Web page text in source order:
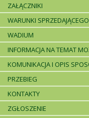
ZAŁĄCZNIKI
WARUNKI SPRZEDAJĄCEGO
WADIUM
PRZEBIEG
KONTAKTY
ZGŁOSZENIE